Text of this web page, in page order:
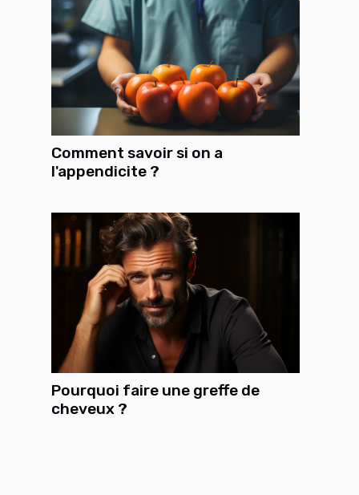
Comment savoir si on a
l'appendicite ?
Pourquoi faire une greffe de
cheveux ?